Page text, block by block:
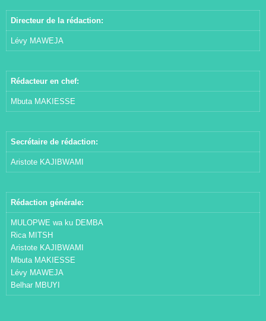
Directeur de la rédaction:
Lévy MAWEJA
Rédacteur en chef:
Mbuta MAKIESSE
Secrétaire de rédaction:
Aristote KAJIBWAMI
Rédaction générale:
MULOPWE wa ku DEMBA
Rica MITSH
Aristote KAJIBWAMI
Mbuta MAKIESSE
Lévy MAWEJA
Belhar MBUYI